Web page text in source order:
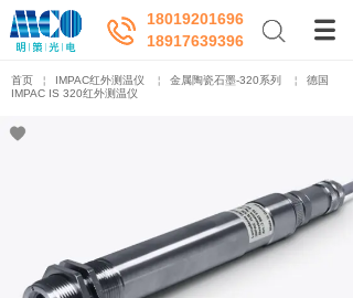
18917639396
18019201696
首页 ￤ IMPAC红外测温仪 ￤ 金属陶瓷石墨-320系列 ￤
德国
IMPAC IS 320红外测温仪